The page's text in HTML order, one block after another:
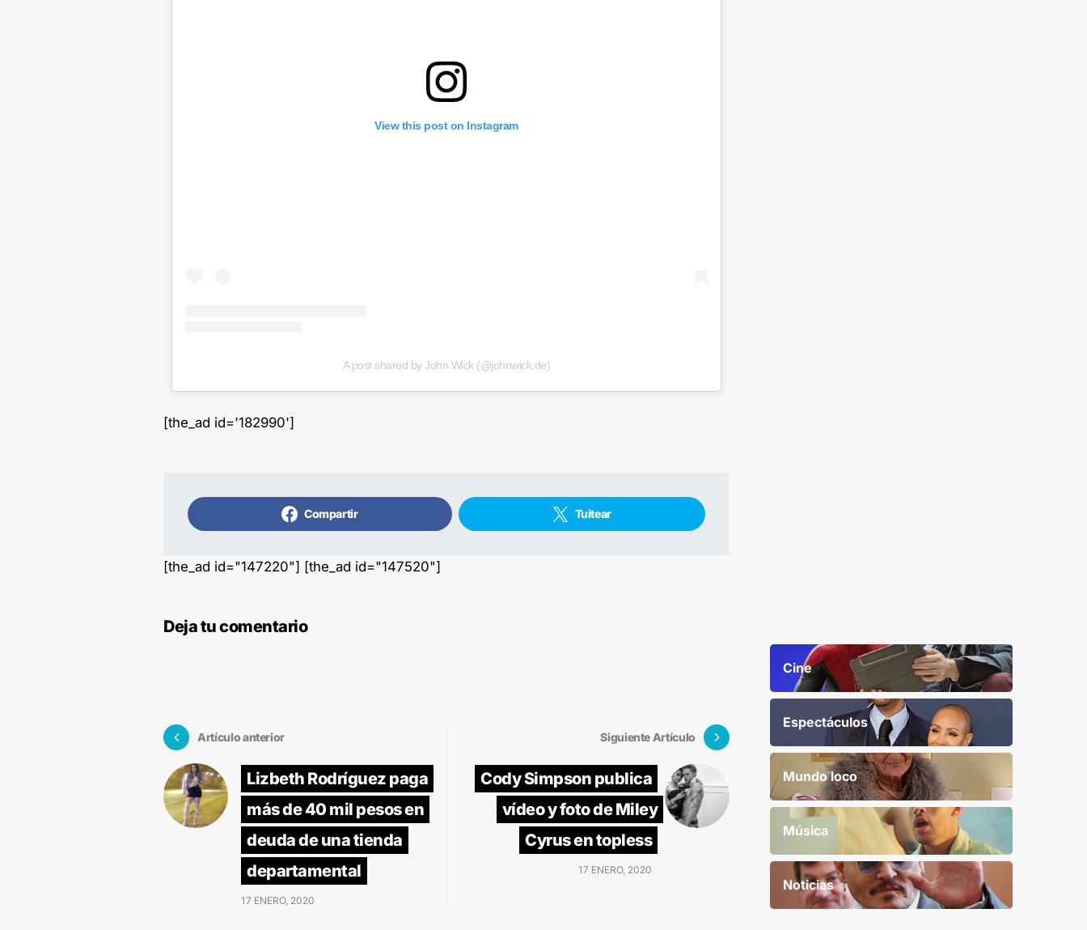
View this post on Instagram
A post shared by John Wick (@johnwick.de)
[the_ad id='182990']
Compartir Tuitear
[the_ad id="147220"] [the_ad id="147520"]
Deja tu comentario
Artículo anterior
Lizbeth Rodríguez paga
más de 40 mil pesos en
deuda de una tienda
departamental
17 ENERO, 2020
Siguiente Artículo
Cody Simpson publica
vídeo y foto de Miley
Cyrus en topless
17 ENERO, 2020
Cine
Espectáculos
Mundo loco
Música
Noticias